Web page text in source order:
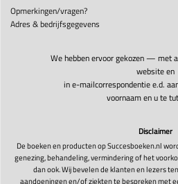
Opmerkingen/vragen?
Adres & bedrijfsgegevens
We hebben ervoor gekozen — met
website en
in e-mailcorrespondentie e.d.
voornaam en u te
Disclaimer
De boeken en producten op Succesboeken.nl
genezing, behandeling, vermindering of het
dan ook. Wij bevelen de klanten en lezers
aandoeningen en/of ziekten te bespreken met